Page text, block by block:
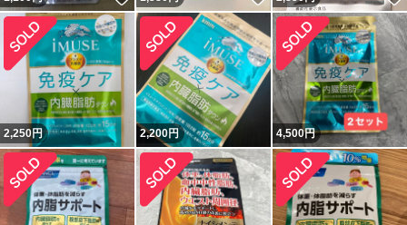
2,250円 2,200円 4,500円